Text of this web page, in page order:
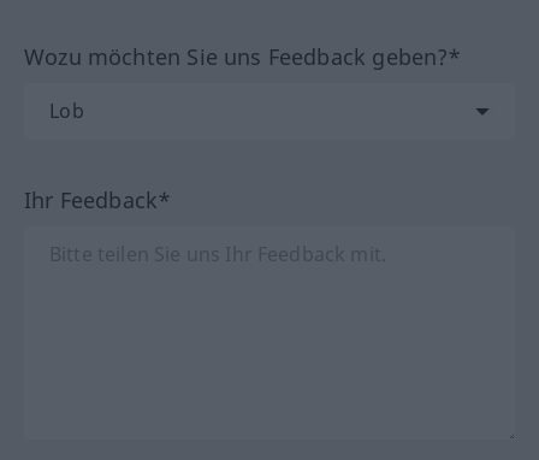
Wozu möchten Sie uns Feedback geben?*
Ihr Feedback*